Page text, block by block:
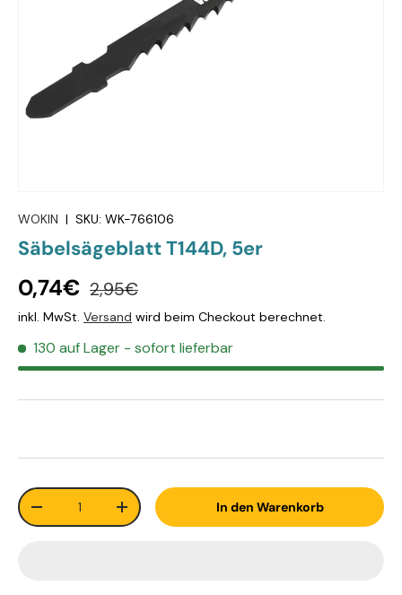
WOKIN | SKU: WK-766106
Säbelsägeblatt T144D, 5er
0,74€ 2,95€
inkl. MwSt. Versand wird beim Checkout berechnet.
130 auf Lager - sofort lieferbar
Anzahl
+ In den Warenkorb